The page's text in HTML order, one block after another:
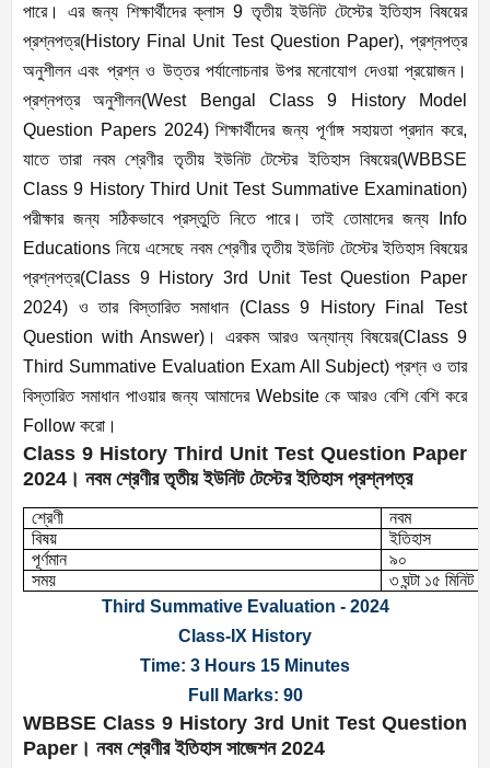
পারে। এর জন্য শিক্ষার্থীদের ক্লাস 9 তৃতীয় ইউনিট টেস্টের ইতিহাস বিষয়ের
প্রশ্নপত্র(History Final Unit Test Question Paper), প্রশ্নপত্র
অনুশীলন এবং প্রশ্ন ও উত্তর পর্যালোচনার উপর মনোযোগ দেওয়া প্রয়োজন।
প্রশ্নপত্র অনুশীলন(West Bengal Class 9 History Model
Question Papers 2024)শিক্ষার্থীদের জন্য পূর্ণাঙ্গ সহায়তা প্রদান করে,
যাতে তারা নবম শ্রেণীর তৃতীয় ইউনিট টেস্টের ইতিহাস বিষয়ের(WBBSE
Class 9 History Third Unit Test Summative Examination)
পরীক্ষার জন্য সঠিকভাবে প্রস্তুতি নিতে পারে। তাই তোমাদের জন্য
Info
Educationsনিয়ে এসেছে নবম শ্রেণীর তৃতীয় ইউনিট টেস্টের ইতিহাস বিষয়ের
প্রশ্নপত্র(Class 9 History 3rd Unit Test Question Paper
2024) ও তার বিস্তারিত সমাধান (Class 9 History Final Test
Question with Answer) ।এরকম আরও অন্যান্য বিষয়ের(Class 9
Third Summative Evaluation Exam All Subject)প্রশ্ন ও তার
বিস্তারিত সমাধান পাওয়ার জন্য আমাদের Websiteকে আরও বেশি বেশি করে
Follow করো।
Class 9 History Third Unit Test Question Paper
2024 । নবম শ্রেণীর তৃতীয় ইউনিট টেস্টের ইতিহাস প্রশ্নপত্র
শ্রেণী
নবম
বিষয়
ইতিহাস
পূর্ণমান
৯০
সময়
৩ ঘন্টা ১৫ মিনিট
Third Summative Evaluation - 2024
Class-IX History
Time: 3 Hours 15 Minutes
Full Marks: 90
WBBSE Class 9 History 3rd Unit Test Question
Paper । নবম শ্রেণীর ইতিহাস সাজেশন 2024